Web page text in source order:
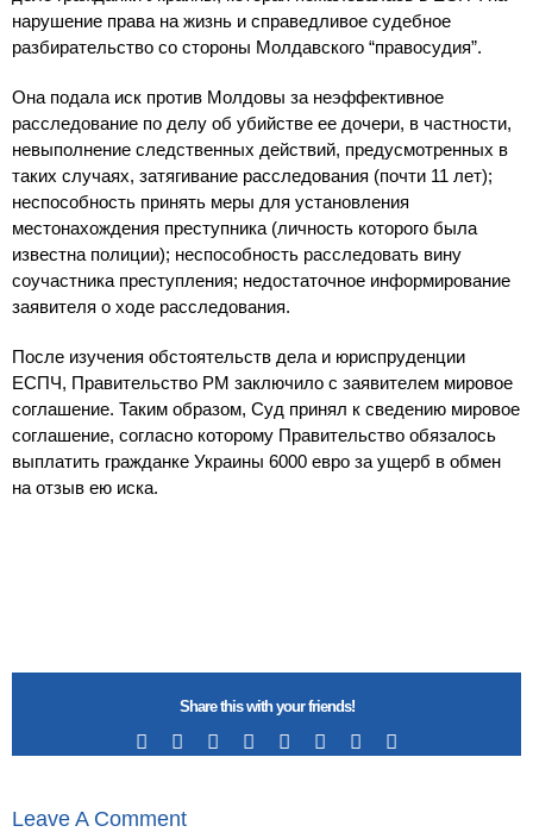
нарушение права на жизнь и справедливое судебное
разбирательство со стороны Молдавского “правосудия”.
Она подала иск против Молдовы за неэффективное
расследование по делу об убийстве ее дочери, в частности,
невыполнение следственных действий, предусмотренных в
таких случаях, затягивание расследования (почти 11 лет);
неспособность принять меры для установления
местонахождения преступника (личность которого была
известна полиции); неспособность расследовать вину
соучастника преступления; недостаточное информирование
заявителя о ходе расследования.
После изучения обстоятельств дела и юриспруденции
ЕСПЧ, Правительство РМ заключило с заявителем мировое
соглашение. Таким образом, Суд принял к сведению мировое
соглашение, согласно которому Правительство обязалось
выплатить гражданке Украины 6000 евро за ущерб в обмен
на отзыв ею иска.
Share this with your friends!
Facebook RedditLinkedIn
TumblrPinterest
Leave A Comment